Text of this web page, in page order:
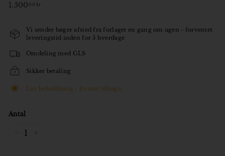
Normal
1.500 00 kr
Vi sender bøger afsted fra forlaget en gang om ugen - forventet
leveringstid inden for 5 hverdage
Omdeling med GLS
Sikker betaling
Lav beholdning - 4 varer tilbage
Antal